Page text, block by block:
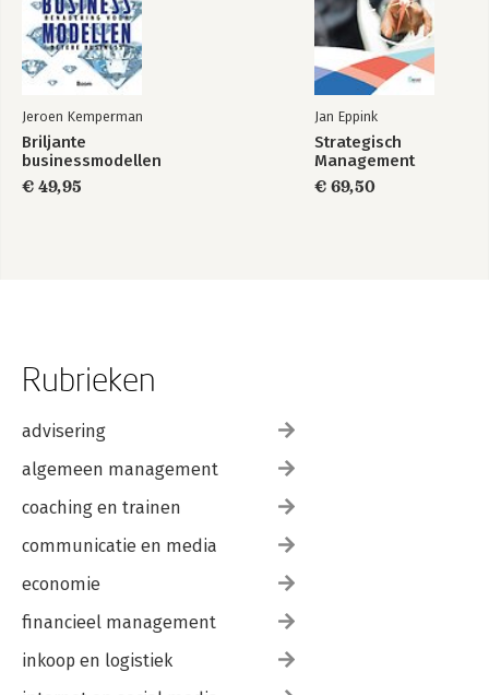
Jeroen Kemperman
Briljante
businessmodellen
€ 49,95
Jan Eppink
Strategisch
Management
€ 69,50
Rubrieken
advisering
algemeen management
coaching en trainen
communicatie en media
economie
financieel management
inkoop en logistiek